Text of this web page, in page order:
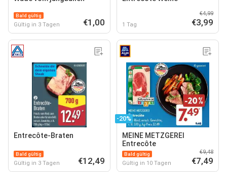
Bald gültig
Gültig in 3 Tagen €1,00 1 Tag
€4,99
€3,99
Entrecôte-Braten
Bald gültig
Gültig in 3 Tagen €12,49
-20%
MEINE METZGEREI
Entrecôte
Bald gültig
Gültig in 10 Tagen
€9,48
€7,49